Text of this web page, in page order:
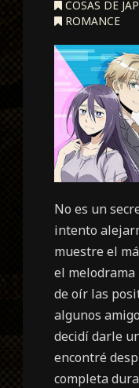
COSAS DE
ROMANCE
No es un
intento
muestre el
el
de oír las
algunos
decidí darle
encontré
completa